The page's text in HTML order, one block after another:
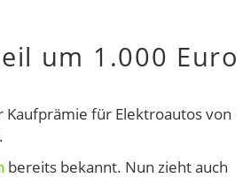
um 1.000 Euro
für Elektroautos von
bereits bekannt. Nun zieht auch